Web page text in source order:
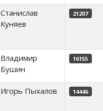
Станислав
Куняев
21207
Владимир
Бушин
16155
Игорь Пыхалов 14446